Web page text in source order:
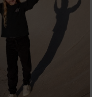
Riemen &
& sjaals
Technische
tassen
Snow
Accessoires
Snowboard
Surf